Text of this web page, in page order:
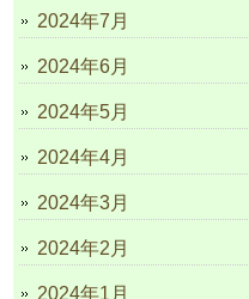
2024年7月
2024年6月
2024年5月
2024年4月
2024年3月
2024年2月
2024年1月